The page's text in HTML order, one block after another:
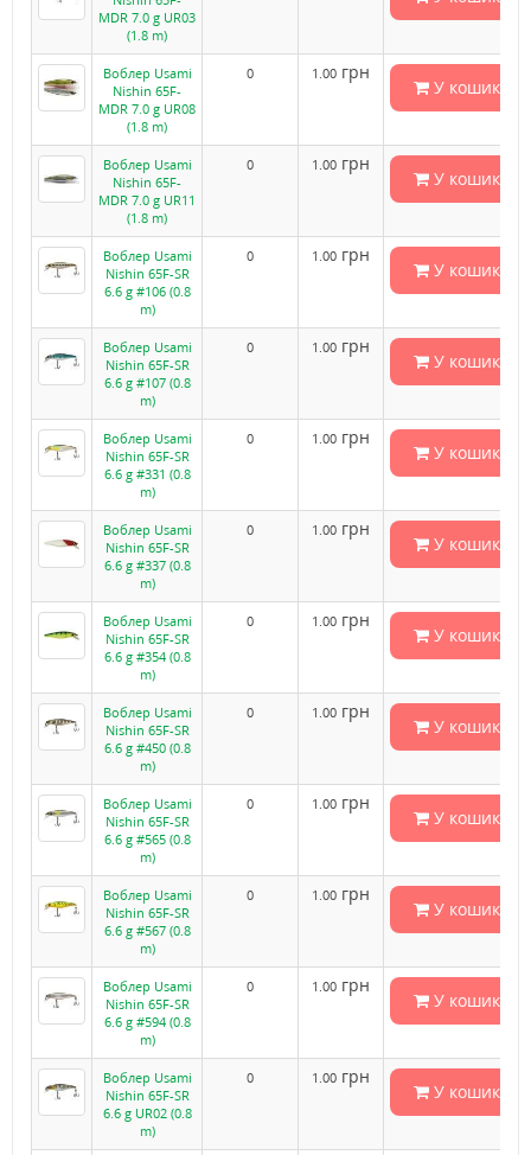
MDR 7.0 g UR03
(1.8 m)
Воблер Usami
Nishin 65F-
MDR 7.0 g UR08
(1.8 m)
0 1.00 грн
У кошик
Воблер Usami
Nishin 65F-
MDR 7.0 g UR11
(1.8 m)
0 1.00 грн
У кошик
Воблер Usami
Nishin 65F-SR
6.6 g #106 (0.8
m)
0 1.00 грн
У кошик
Воблер Usami
Nishin 65F-SR
6.6 g #107 (0.8
m)
0 1.00 грн
У кошик
Воблер Usami
Nishin 65F-SR
6.6 g #331 (0.8
m)
0 1.00 грн
У кошик
Воблер Usami
Nishin 65F-SR
6.6 g #337 (0.8
m)
0 1.00 грн
У кошик
Воблер Usami
Nishin 65F-SR
6.6 g #354 (0.8
m)
0 1.00 грн
У кошик
Воблер Usami
Nishin 65F-SR
6.6 g #450 (0.8
m)
0 1.00 грн
У кошик
Воблер Usami
Nishin 65F-SR
6.6 g #565 (0.8
m)
0 1.00 грн
У кошик
Воблер Usami
Nishin 65F-SR
6.6 g #567 (0.8
m)
0 1.00 грн
У кошик
Воблер Usami
Nishin 65F-SR
6.6 g #594 (0.8
m)
0 1.00 грн
У кошик
Воблер Usami
Nishin 65F-SR
6.6 g UR02 (0.8
m)
0 1.00 грн
У кошик